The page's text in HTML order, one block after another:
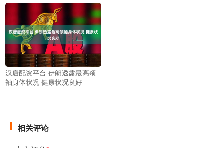
汉唐配资平台 伊朗透露最高领
袖身体状况 健康状况良好
相关评论